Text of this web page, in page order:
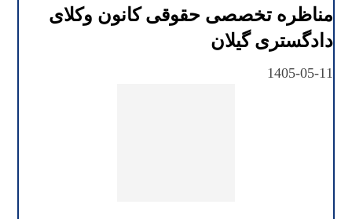
مناظره تخصصی حقوقی کانون وکلای
دادگستری گیلان
1405-05-11